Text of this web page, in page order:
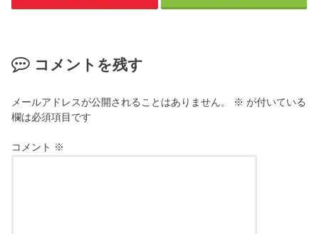
コメントを残す
メールアドレスが公開されることはありません。 ※ が付いている
欄は必須項目です
コメント ※